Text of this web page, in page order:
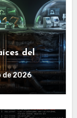
del
de 2026